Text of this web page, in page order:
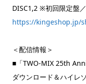
DISC1,2 ※初回限定盤
https://kingeshop.jp/
＜配信情報＞
■「TWO-MIX 25th
ダウンロード＆ハイレ